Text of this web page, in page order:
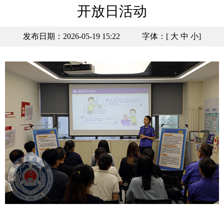
开放日活动
发布日期：2026-05-19 15:22 字体：[ 大 中 小]